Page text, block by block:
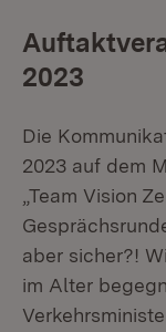
2023
Die
2023 auf dem
„Team Vision
aber sicher?!
im Alter